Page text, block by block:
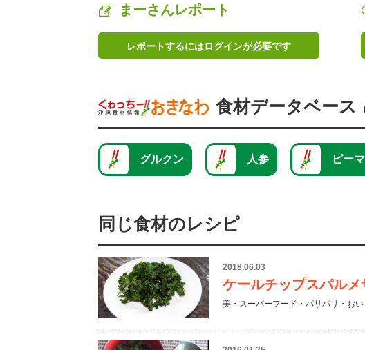
まーさんレポート
レポートするにはログインが必要です
食材データベース
グルクン 人参 ピー
同じ食材のレシピ
2018.06.03
ケールチップスパル
美・スーパーフード・パリパリ・お